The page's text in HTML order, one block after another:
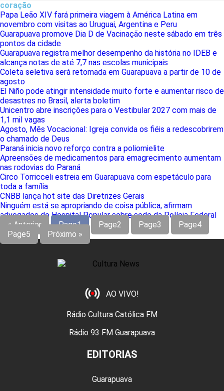
coração
Papa Leão XIV fará primeira viagem à América Latina em
novembro com visitas ao Uruguai, Argentina e Peru
Guarapuava promove Dia D de Vacinação neste sábado em três
pontos da cidade
Guarapuava registra melhor desempenho da história no IDEB e
alcança notas de até 7,7 nas escolas municipais
Coleta seletiva será retomada em Guarapuava a partir de 10 de
agosto
El Niño pode atingir intensidade muito forte e aumentar risco de
desastres no Brasil, alerta boletim
Unicentro abre inscrições para o Vestibular 2027 com mais de
1,1 mil vagas
Agosto, Mês Vocacional: Igreja convida os fiéis a redescobrirem
o chamado de Deus
Paraná inicia novo reforço contra a poliomielite
Apreensões de medicamentos para emagrecimento aumentam
nas rodovias do Paraná
Circo Torricceli estreia em Guarapuava com espetáculo para
toda a família
CNBB lança hot site das Diretrizes Gerais
Ninguém está se apropriando de coisa pública, afirmam
advogados do Hospital Popular sobre sede da Polícia Federal
« Anterior
Page1 Page2 Page3 Page4
Page5 Próximo »
AO VIVO!
Rádio Cultura Católica FM
Rádio 93 FM Guarapuava
EDITORIAS
Guarapuava